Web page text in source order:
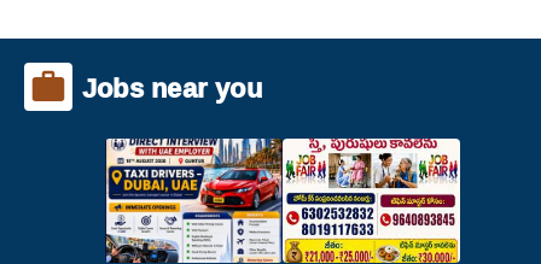
Jobs near you